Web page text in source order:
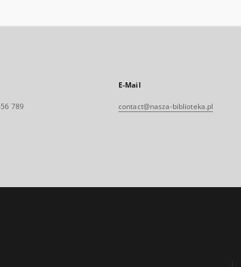
789
E-Mail
contact@nasza-biblioteka.pl